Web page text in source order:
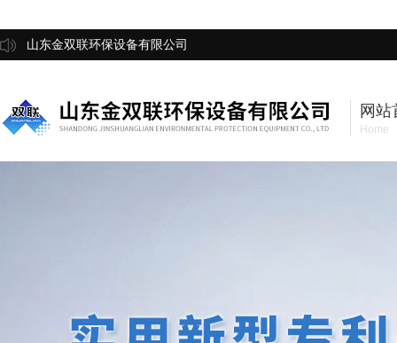
山东金双联环保设备有限公司
网站
Home